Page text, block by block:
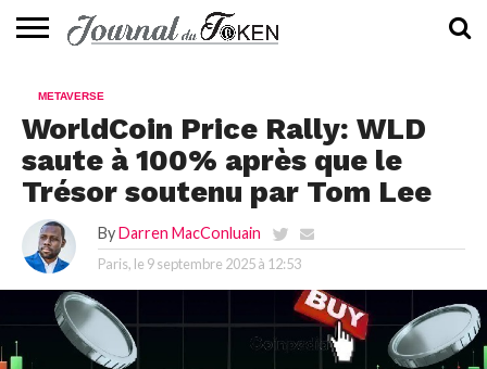
📰
EVALUATION
GUIDE
TENDANCES
À
CONTACTEZ-
METAVERSE
WorldCoin Price Rally: WLD
saute à 100% après que le
Trésor soutenu par Tom Lee
By Darren MacConluain
Paris, le 9 septembre 2025 à 12:53